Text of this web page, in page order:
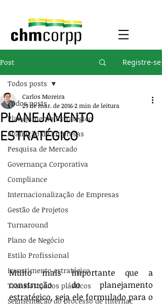
Post Registre-se
Todos posts
Planejamento Estratégico
Avaliação de Empresas
Pesquisa de Mercado
Governança Corporativa
Compliance
Internacionalização de Empresas
Gestão de Projetos
Turnaround
Plano de Negócio
Estilo Profissional
Investimento estratégico
Transformados plásticos
Segmentação do processo de internac
Todos posts
PLANEJAMENTO
ESTRATÉGICO
Carlos Moreira
29 de mar. de 20162 min de leitura
Muito mais importante que a
construção do planejamento
estratégico, seja ele formulado para o